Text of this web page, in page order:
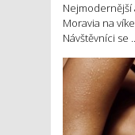
Nejmodernější
Moravia na
Návštěvníci se